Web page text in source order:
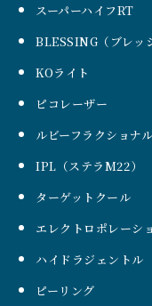
スーパーハイフRT
BLESSING（ブレッ
KOライト
ピコレーザー
ルビーフラクショナ
IPL（ステラM22）
ターゲットクール
エレクトロポレーシ
ハイドラジェントル
ピーリング